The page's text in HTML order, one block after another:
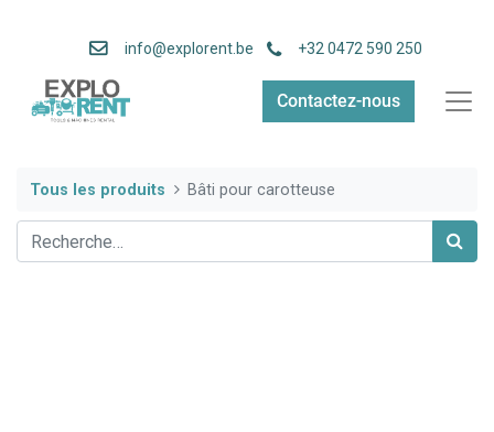
info@explorent.be +32 0472 590 250
Contactez-nous
Tous les produits Bâti pour carotteuse